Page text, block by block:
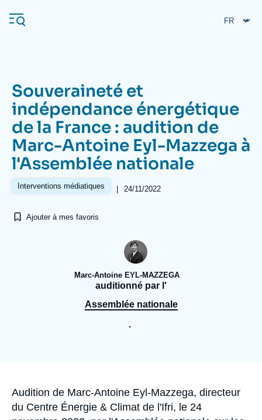
au
contenu
Navigation
principale
L'Ifri
Analyses
Se connecter
À propos de l'Ifri Recherches fréquentes
Souveraineté et
indépendance énergétique
de la France : audition de
Marc-Antoine Eyl-Mazzega à
l'Assemblée nationale
Interventions médiatiques | 24/11/2022
Ajouter à mes favoris
Marc-Antoine EYL-MAZZEGA
auditionné par l'
Assemblée nationale
.
Accroche
Audition de Marc-Antoine Eyl-Mazzega, directeur
du Centre Énergie & Climat de l'Ifri, le 24